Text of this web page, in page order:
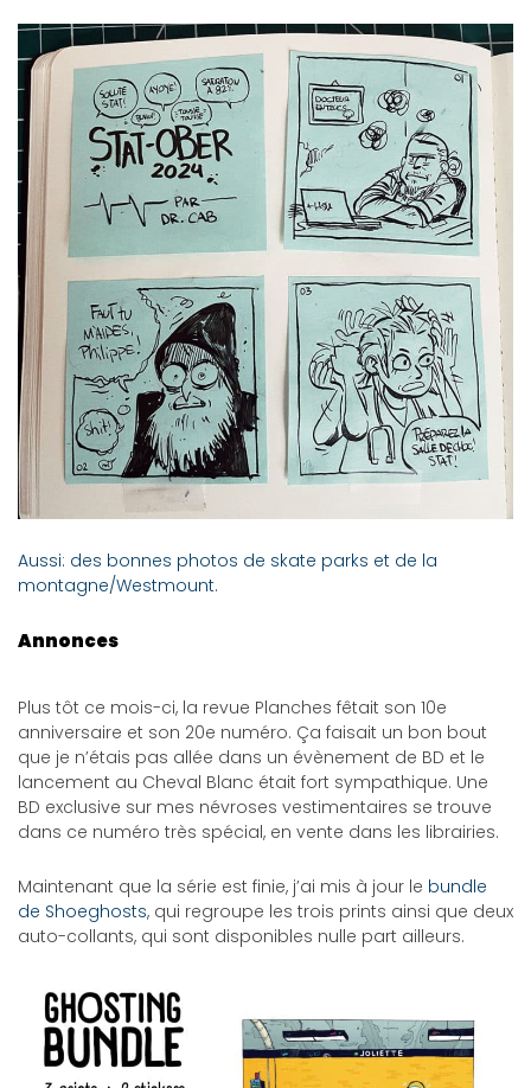
Aussi: des bonnes photos de skate parks et de la
montagne/Westmount.
Annonces
Plus tôt ce mois-ci, la revue Planches fêtait son 10e
anniversaire et son 20e numéro. Ça faisait un bon bout
que je n’étais pas allée dans un évènement de BD et le
lancement au Cheval Blanc était fort sympathique. Une
BD exclusive sur mes névroses vestimentaires se trouve
dans ce numéro très spécial, en vente dans les librairies.
Maintenant que la série est finie, j’ai mis à jour le bundle
de Shoeghosts, qui regroupe les trois prints ainsi que deux
auto-collants, qui sont disponibles nulle part ailleurs.